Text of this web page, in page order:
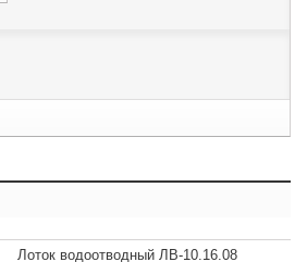
Лоток водоотводный ЛВ-10.16.08